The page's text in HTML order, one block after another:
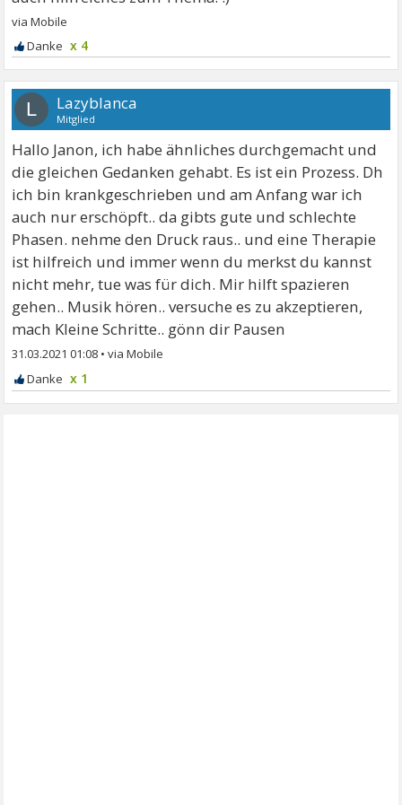
x 4
L Lazyblanca
Mitglied
Hallo Janon, ich habe ähnliches durchgemacht und
die gleichen Gedanken gehabt. Es ist ein Prozess. Dh
ich bin krankgeschrieben und am Anfang war ich
auch nur erschöpft.. da gibts gute und schlechte
Phasen. nehme den Druck raus.. und eine Therapie
ist hilfreich und immer wenn du merkst du kannst
nicht mehr, tue was für dich. Mir hilft spazieren
gehen.. Musik hören.. versuche es zu akzeptieren,
mach Kleine Schritte.. gönn dir Pausen
31.03.2021 01:08 •
x 1